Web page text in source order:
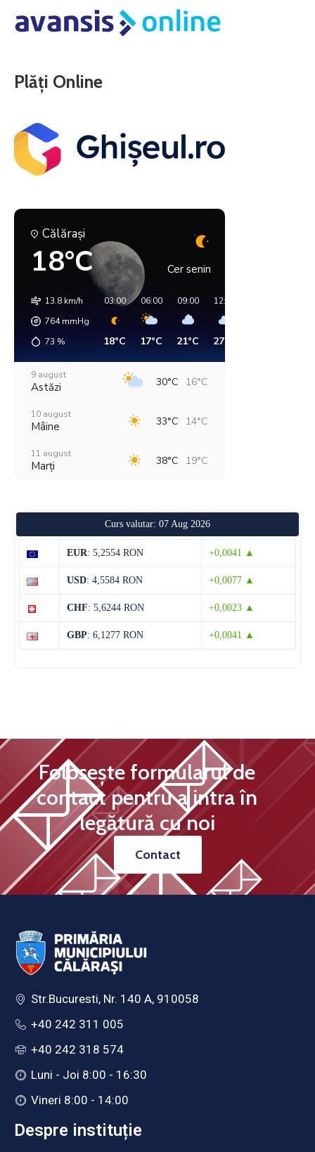
Plăți Online
Călăraşi
18°C Cer senin
13.8 km/h
764mmHg
73 %
03:00
18°C
06:00
17°C
09:00
21°C
12:00
27°C
9 august
Astăzi 30°C 16°C
10 august
Mâine 33°C 14°C
11 august
Marți 38°C 19°C
29°C 14°C
Vineri
15 august
Curs valutar: 07 Aug 2026
EUR: 5,2554 RON +0,0041 ▲
USD: 4,5584 RON +0,0077 ▲
CHF: 5,6244 RON +0,0023 ▲
GBP: 6,1277 RON +0,0041 ▲
Folosește formularul de
contact pentru a intra în
legătură cu noi
Contact
Str.Bucuresti, Nr. 140 A, 910058
+40 242 311 005
+40 242 318 574
Luni - Joi 8:00 - 16:30
Vineri 8:00 - 14:00
Despre instituție